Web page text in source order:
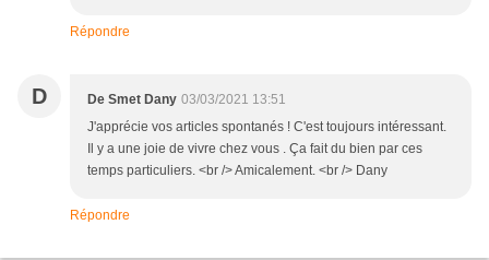
Répondre
D De Smet Dany 03/03/2021 13:51
J'apprécie vos articles spontanés ! C'est toujours intéressant.
Il y a une joie de vivre chez vous . Ça fait du bien par ces
temps particuliers. <br /> Amicalement. <br /> Dany
Répondre